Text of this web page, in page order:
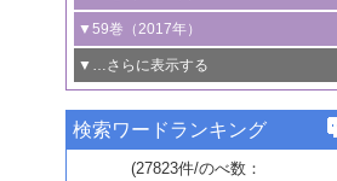
5号 ゼオライトの合成と応用における研
究動向
6号 ヘテロ接合界面
B号 第135回触媒討論会（2025年）
5号 単原子触媒
6号 参照触媒委員会からのお知らせ
B号 第133回触媒討論会（2023年）
触媒反応
5号 生体触媒によるエネルギー変換反応
6号 窒素とリンの循環のための触媒・機
能性材料
めの触媒技術
4号 若手による情報発信企画～とびたて
若き触媒の研究者たち～（1）
若き触媒の研究者たち～（2）
6号 石油のノーブル・ユースを志向した
換反応
4号 多孔質材料を用いた触媒の新展開
5号 情報学的手法を用いた触媒開発
6号 カーボンニュートラルに向けた電解
技術
B号 第127回触媒討論会（2021年・オン
2号 機能化学品製造に資するクリーンな
触媒的酸化反応
3号 水処理のための触媒化学
4号 光触媒を用いた水分解の最新の研究
動向
5号 次世代の触媒プロセスを支えるマイ
ス開発
2号 CO2 フリー水素サプライチェーンに
関わる触媒開発動向
3号 精密高分子合成に関する最近の研究
動向
1号 固体酸触媒の最新の研究動向
2号 二酸化炭素からの有用化学品合成
3号 ナノ粒子・クラスター触媒の最前線
4号 60周年記念企画
5号 進化するゼオライト合成技術
▼59巻（2017年）
1号 いたるところに，触媒
最先端技術
3号 無機分離膜材料の開発と触媒反応プ
▼…さらに表示する
1号 ユニークな構造の高分子を生み出す触
▼57巻（2015年）
1号 水素キャリアにかかわる触媒技術の新
▼56巻（2014年）
検索ワードランキング
(27823件/のべ数：